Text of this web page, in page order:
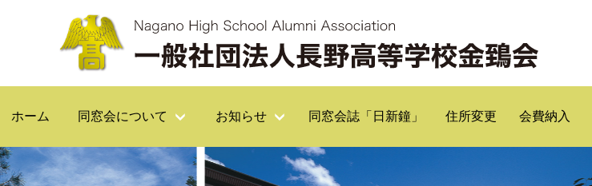
ホーム 同窓会について お知らせ 同窓会誌「日新鐘」 住所変更 会費納入